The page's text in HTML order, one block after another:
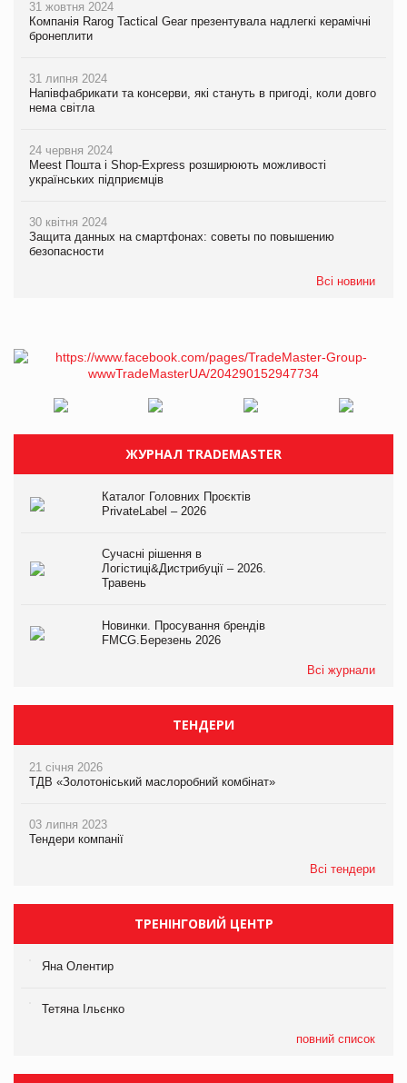
31 жовтня 2024
Компанія Rarog Tactical Gear презентувала надлегкі керамічні
бронеплити
31 липня 2024
Напівфабрикати та консерви, які стануть в пригоді, коли довго
нема світла
24 червня 2024
Meest Пошта і Shop-Express розширюють можливості
українських підприємців
30 квітня 2024
Защита данных на смартфонах: советы по повышению
безопасности
Всі новини
ЖУРНАЛ TRADEMASTER
Каталог Головних Проєктів
PrivateLabel – 2026
Сучасні рішення в
Логістиці&Дистрибуції – 2026.
Травень
Новинки. Просування брендів
FMCG.Березень 2026
Всі журнали
ТЕНДЕРИ
21 січня 2026
ТДВ «Золотоніський маслоробний комбінат»
03 липня 2023
Тендери компанії
Всі тендери
ТРЕНІНГОВИЙ ЦЕНТР
Яна Олентир
Тетяна Ільєнко
повний список